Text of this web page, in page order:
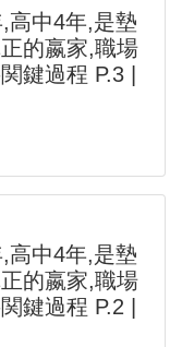
高中4年,是墊
的嬴家,職場
鍵過程 P.3 |
高中4年,是墊
的嬴家,職場
鍵過程 P.2 |